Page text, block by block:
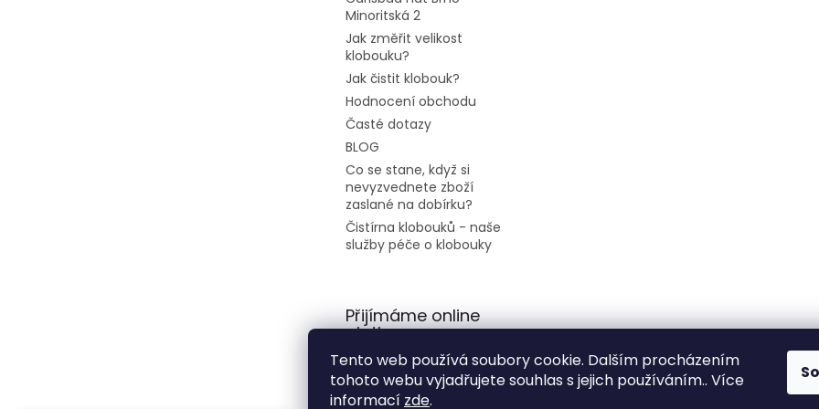
Tento web používá soubory cookie. Dalším procházením
tohoto webu vyjadřujete souhlas s jejich používáním.. Více
informací zde.
Minoritská 2
Jak změřit velikost
klobouku?
Jak čistit klobouk?
Hodnocení obchodu
Časté dotazy
BLOG
Co se stane, když si
nevyzvednete zboží
zaslané na dobírku?
Čistírna klobouků - naše
služby péče o klobouky
Přijímáme online
platby